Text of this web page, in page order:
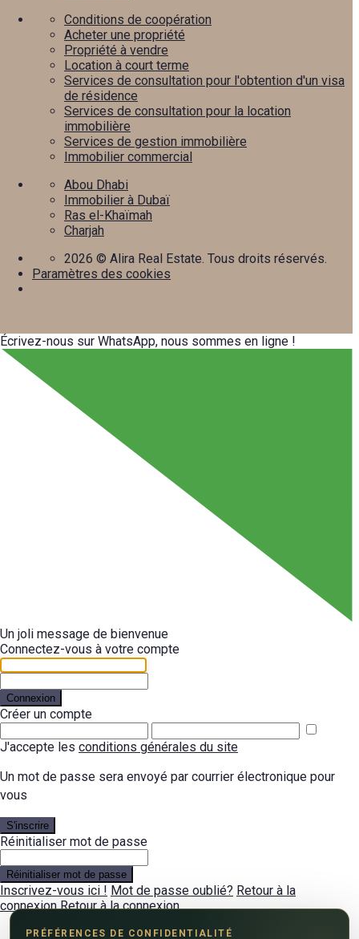
Conditions de coopération
Acheter une propriété
Propriété à vendre
Location à court terme
Services de consultation pour l'obtention d'un visa
de résidence
Services de consultation pour la location
immobilière
Services de gestion immobilière
Immobilier commercial
Abou Dhabi
Immobilier à Dubaï
Ras el-Khaïmah
Charjah
2026 © Alira Real Estate. Tous droits réservés.
Paramètres des cookies
PRÉFÉRENCES DE CONFIDENTIALITÉ
Écrivez-nous sur WhatsApp, nous sommes en ligne !
Un joli message de bienvenue
Connectez-vous à votre compte
Connexion
Créer un compte
J'accepte les conditions générales du site
Un mot de passe sera envoyé par courrier électronique pour
vous
S'inscrire
Réinitialiser mot de passe
Réinitialiser mot de passe
Inscrivez-vous ici ! Mot de passe oublié? Retour à la
connexion Retour à la connexion